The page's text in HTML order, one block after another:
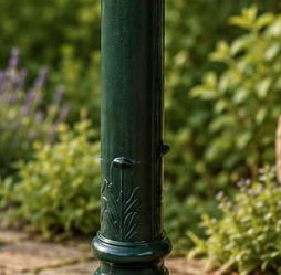
a viditelně označen
Esschert Design
vsází na
Z obyčejného čísla se tak
čísla i domovní písmena.
cm